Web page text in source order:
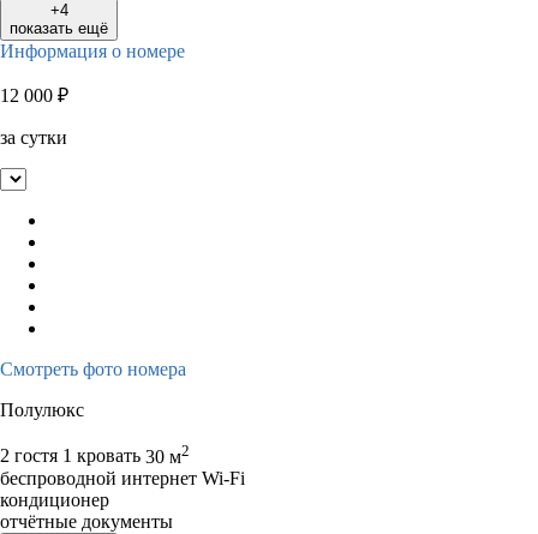
+4
показать ещё
Информация о номере
12 000 ₽
за сутки
Смотреть фото номера
Полулюкс
2 гостя 1 кровать 30 м2
беспроводной интернет Wi-Fi
кондиционер
отчётные документы